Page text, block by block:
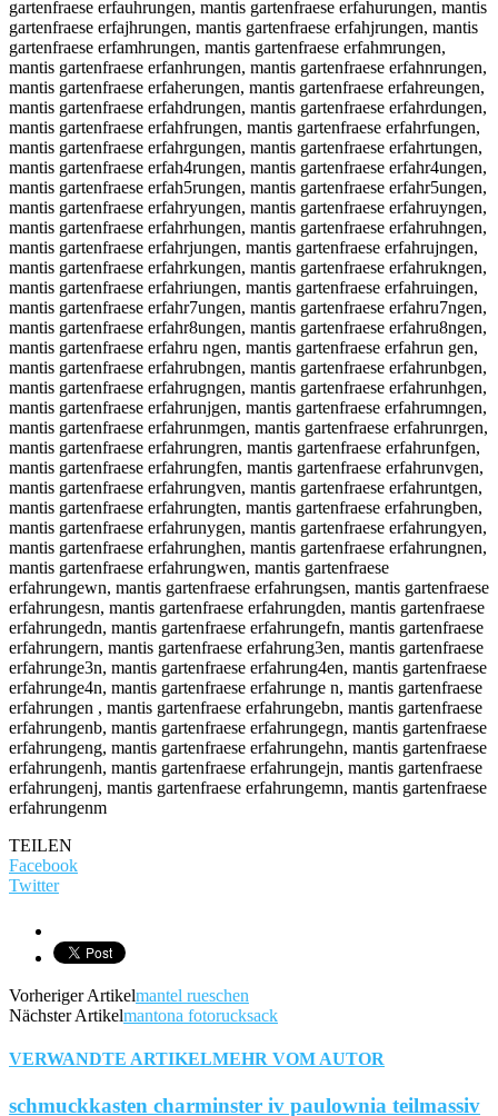
TEILEN
Facebook
Twitter
Vorheriger Artikelmantel rueschen
Nächster Artikelmantona fotorucksack
VERWANDTE ARTIKELMEHR VOM AUTOR
schmuckkasten charminster iv paulownia teilmassiv